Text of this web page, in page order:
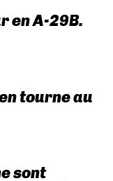
en A-29B.
tourne au
sont